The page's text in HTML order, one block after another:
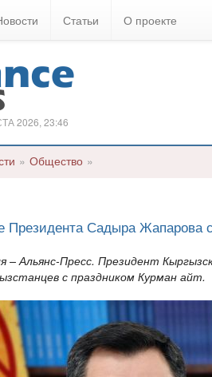
Статьи О проекте
2026, 23:46
» Общество »
Президента Садыра Жапарова
Альянс-Пресс. Президент
с праздником Курман айт.